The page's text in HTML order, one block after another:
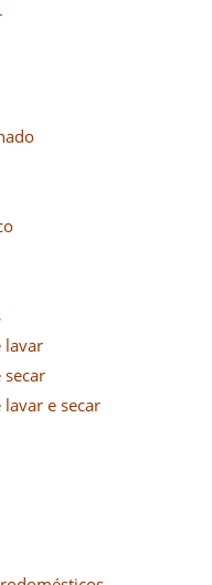
lavar
secar
e secar